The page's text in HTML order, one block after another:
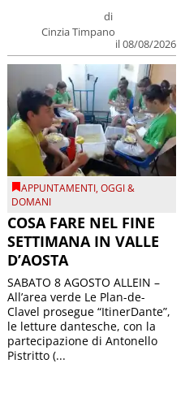
di
Cinzia Timpano
il 08/08/2026
APPUNTAMENTI,OGGI &
DOMANI
COSA FARE NEL FINE
SETTIMANA IN VALLE
D’AOSTA
SABATO 8 AGOSTO ALLEIN –
All’area verde Le Plan-de-
Clavel prosegue “ItinerDante”,
le letture dantesche, con la
partecipazione di Antonello
Pistritto (...